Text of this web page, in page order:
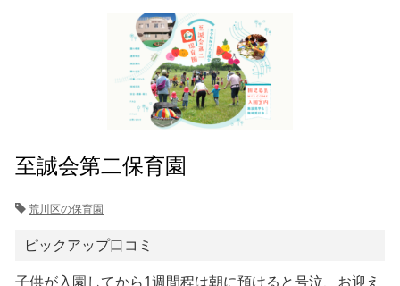
至誠会第二保育園
荒川区の保育園
ピックアップ口コミ
子供が入園してから1週間程は朝に預けると号泣、お迎え